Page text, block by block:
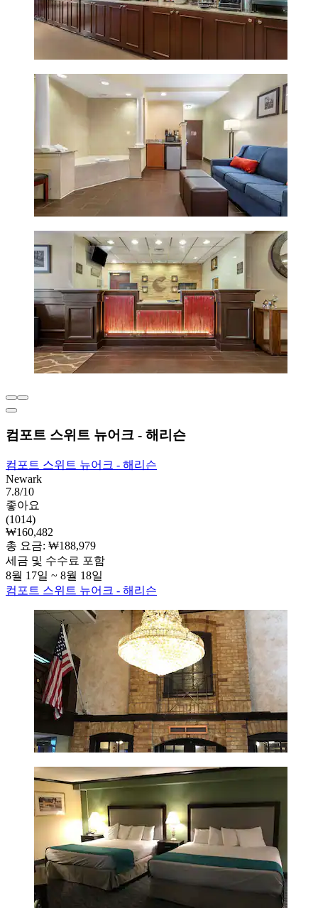
컴포트 스위트 뉴어크 - 해리슨
컴포트 스위트 뉴어크 - 해리슨
Newark
7.8/10
좋아요
(1014)
₩160,482
총 요금: ₩188,979
세금 및 수수료 포함
8월 17일 ~ 8월 18일
컴포트 스위트 뉴어크 - 해리슨